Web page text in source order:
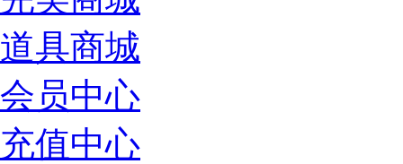
道具商城
会员中心
充值中心